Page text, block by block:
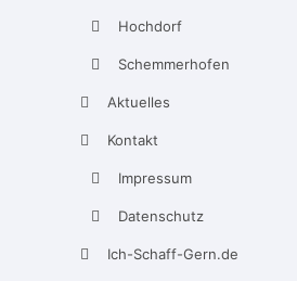
Hochdorf
Schemmerhofen
Aktuelles
Kontakt
Impressum
Datenschutz
Ich-Schaff-Gern.de